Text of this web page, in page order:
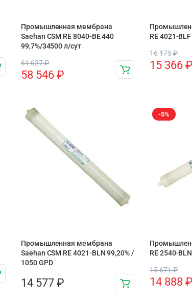
Промышленная мембрана
Saehan CSM RE 8040-BE 440
99,7%/34500 л/сут
61 627₽
58 546 ₽
RE 4021-
16 175₽
15 366
Промышленная мембрана
Saehan CSM RE 4021-BLN 99,20% /
1050 GPD
14 577 ₽
-5%
RE 2540-
15 671₽
14 888